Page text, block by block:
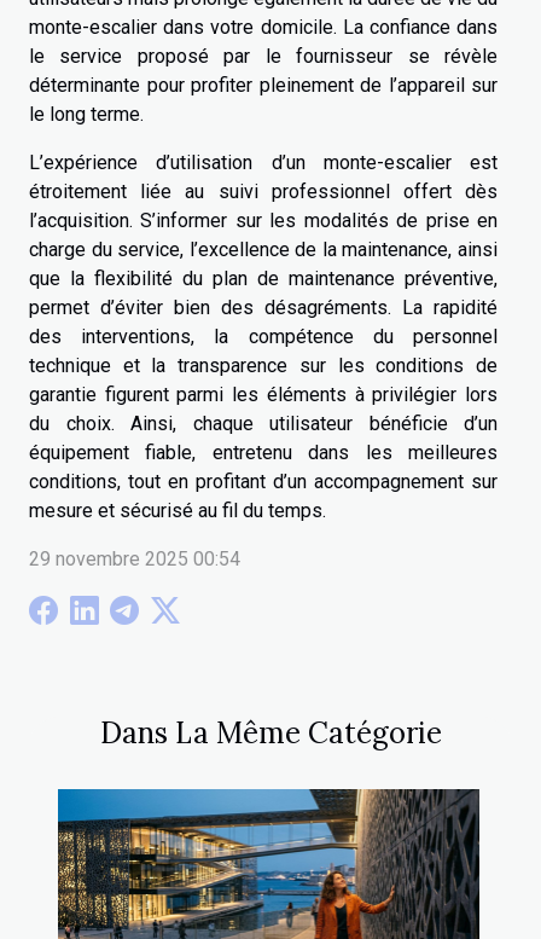
monte-escalier dans votre domicile. La confiance dans
le service proposé par le fournisseur se révèle
déterminante pour profiter pleinement de l’appareil sur
le long terme.
L’expérience d’utilisation d’un monte-escalier est
étroitement liée au suivi professionnel offert dès
l’acquisition. S’informer sur les modalités de prise en
charge du service, l’excellence de la maintenance, ainsi
que la flexibilité du plan de maintenance préventive,
permet d’éviter bien des désagréments. La rapidité
des interventions, la compétence du personnel
technique et la transparence sur les conditions de
garantie figurent parmi les éléments à privilégier lors
du choix. Ainsi, chaque utilisateur bénéficie d’un
équipement fiable, entretenu dans les meilleures
conditions, tout en profitant d’un accompagnement sur
mesure et sécurisé au fil du temps.
29 novembre 2025 00:54
Dans La Même Catégorie